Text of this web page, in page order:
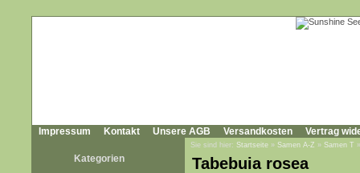
Impressum Kontakt Unsere AGB Versandkosten Vertrag
Kategorien
Sie sind hier: Startseite » Samen A-Z » Samen T
Tabebuia rosea